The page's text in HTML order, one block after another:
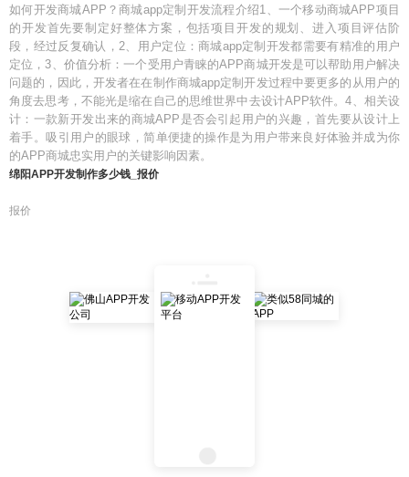
如何开发商城APP？商城app定制开发流程介绍1、一个移动商城APP项目
的开发首先要制定好整体方案，包括项目开发的规划、进入项目评估阶
段，经过反复确认，2、用户定位：商城app定制开发都需要有精准的用户
定位，3、价值分析：一个受用户青睐的APP商城开发是可以帮助用户解决
问题的，因此，开发者在在制作商城app定制开发过程中要更多的从用户的
角度去思考，不能光是缩在自己的思维世界中去设计APP软件。4、相关设
计：一款新开发出来的商城APP是否会引起用户的兴趣，首先要从设计上
着手。吸引用户的眼球，简单便捷的操作是为用户带来良好体验并成为你
的APP商城忠实用户的关键影响因素。
绵阳APP开发制作多少钱_报价
报价